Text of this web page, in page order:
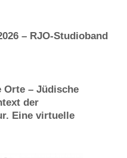
– RJO-Studioband
Orte – Jüdische
der
Eine virtuelle